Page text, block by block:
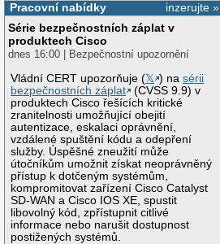
inzerujte »
Pracovní nabídky
Série bezpečnostních záplat v
produktech Cisco
dnes 16:00 | Bezpečnostní upozornění
Vládní CERT upozorňuje (𝕏 ) nasérii
bezpečnostních záplat
(CVSS 9.9) v
produktech Cisco řešících kritické
zranitelnosti umožňující obejití
autentizace, eskalaci oprávnění,
vzdálené spuštění kódu a odepření
služby. Úspěšné zneužití může
útočníkům umožnit získat neoprávněný
přístup k dotčeným systémům,
kompromitovat zařízení Cisco Catalyst
SD-WAN a Cisco IOS XE, spustit
libovolný kód, zpřístupnit citlivé
informace nebo narušit dostupnost
postižených systémů.